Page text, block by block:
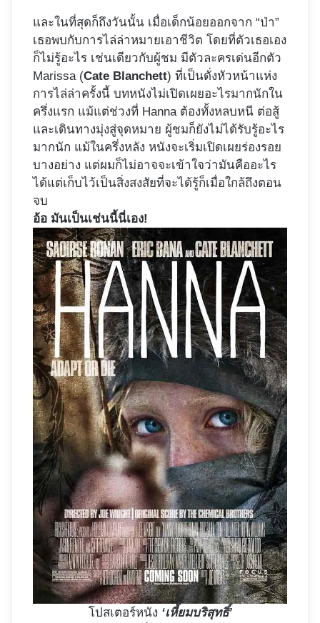
และในที่สุดก็ถึงวันนั้น เมื่อเด็กน้อยออกจาก “ป่า”
เธอพบกับการไล่ล่าหมายเอาชีวิต โดยที่ตัวเธอเอง
ก็ไม่รู้อะไร เช่นเดียวกับผู้ชม มีตัวละครเด่นอีกตัว
Marissa (Cate Blanchett) ที่เป็นดั่งหัวหน้าแห่ง
การไล่ล่าครั้งนี้ บทหนังไม่เปิดเผยอะไรมากนักใน
ครึ่งแรก แม้แต่ช่วงที่ Hanna ต้องทั้งหลบหนี ต่อสู้
และเดินทางมุ่งสู่จุดหมาย ผู้ชมก็ยังไม่ได้รับรู้อะไร
มากนัก แม้ในครึ่งหลัง หนังจะเริ่มเปิดเผยร่องรอย
บางอย่าง แต่ผมก็ไม่อาจจะเข้าใจว่ามันคืออะไร
ได้แต่เก็บไว้เป็นสิ่งสงสัยที่จะได้รู้ก็เมื่อใกล้ถึงตอน
จบ
อ้อ มันเป็นเช่นนี้นี่เอง!
โปสเตอร์หนัง ‘เหี้ยมบริสุทธิ์’